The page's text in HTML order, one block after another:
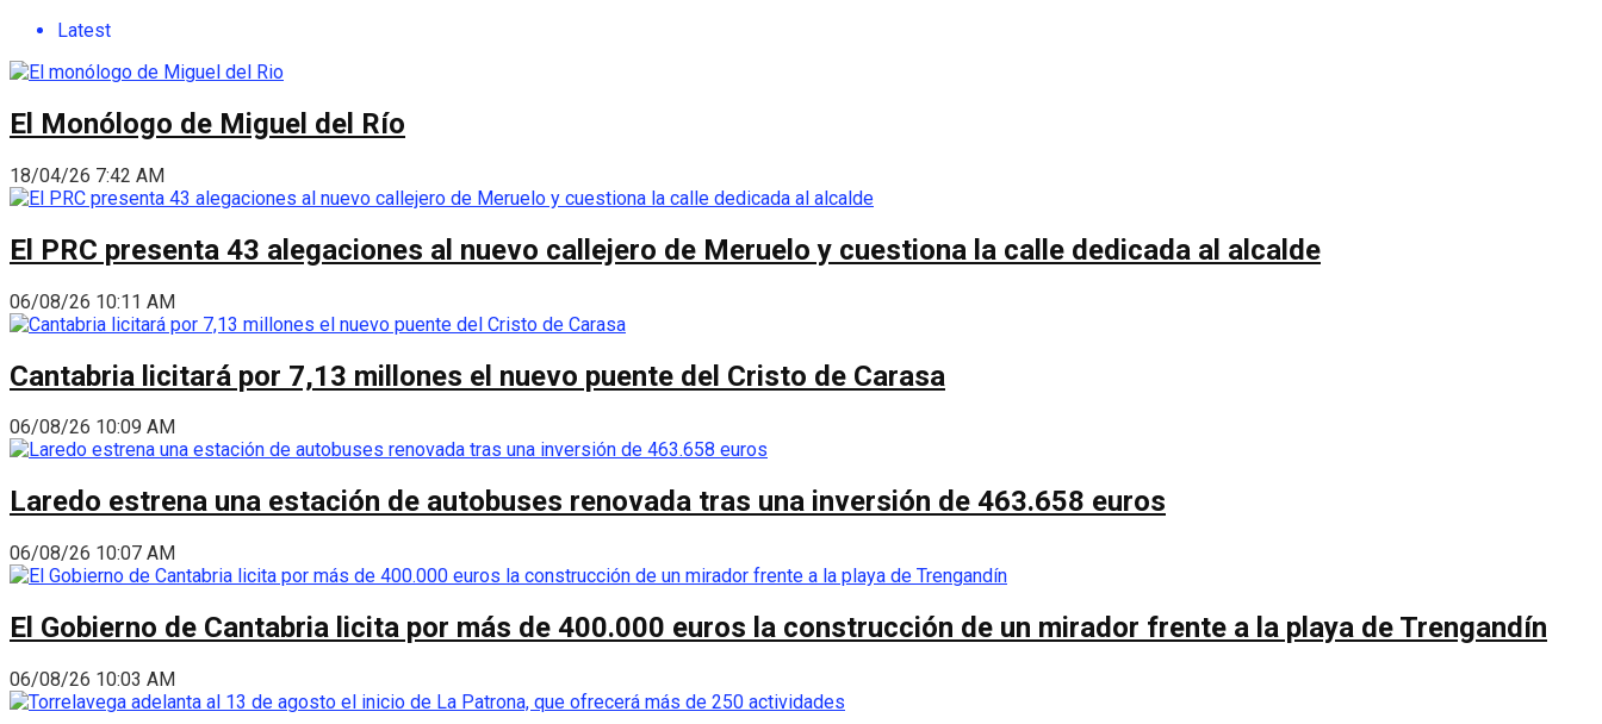
Latest
El Monólogo de Miguel del Río
18/04/26 7:42 AM
El PRC presenta 43 alegaciones al nuevo callejero de Meruelo y cuestiona la calle dedicada al alcalde
06/08/26 10:11 AM
Cantabria licitará por 7,13 millones el nuevo puente del Cristo de Carasa
06/08/26 10:09 AM
Laredo estrena una estación de autobuses renovada tras una inversión de 463.658 euros
06/08/26 10:07 AM
El Gobierno de Cantabria licita por más de 400.000 euros la construcción de un mirador frente a la playa de Trengandín
06/08/26 10:03 AM